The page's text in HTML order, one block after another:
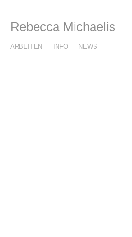
Rebecca Michaelis
ARBEITEN INFO NEWS